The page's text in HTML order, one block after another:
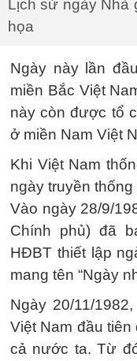
Lịch sử ngày Nhà
họa
Ngày này lần
miền Bắc Việt
này còn được tổ
ở miền Nam Việt
Khi Việt Nam
ngày truyền
Vào ngày 28/9/
Chính phủ) đã
HĐBT thiết lập
mang tên “Ngày
Ngày 20/11/
Việt Nam đầu
cả nước ta. Từ